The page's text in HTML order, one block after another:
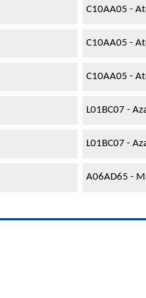
C10AA05 -
C10AA05 -
C10AA05 -
L01BC07 -
L01BC07 -
A06AD65 -